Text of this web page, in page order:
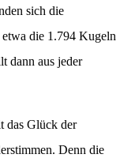
sich die
die 1.794 Kugeln
dann aus jeder
das Glück der
Denn die